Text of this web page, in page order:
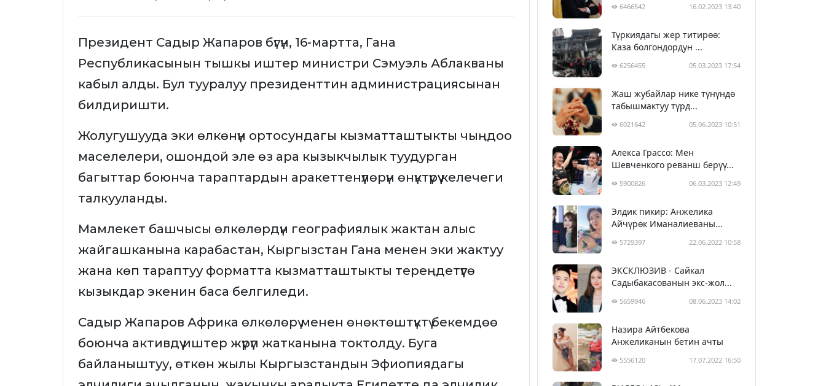
Президент Садыр Жапаров бүгүн, 16-мартта, Гана
Республикасынын тышкы иштер министри Сэмуэль Аблакваны
кабыл алды. Бул тууралуу президенттин администрациясынан
билдиришти.
Жолугушууда эки өлкөнүн ортосундагы кызматташтыкты чыңдоо
маселелери, ошондой эле өз ара кызыкчылык туудурган
багыттар боюнча тараптардын аракеттенүүлөрүн өнүктүрүү келечеги
талкууланды.
Мамлекет башчысы өлкөлөрдүн географиялык жактан алыс
жайгашканына карабастан, Кыргызстан Гана менен эки жактуу
жана көп тараптуу форматта кызматташтыкты тереңдетүүгө
кызыкдар экенин баса белгиледи.
Садыр Жапаров Африка өлкөлөрү менен өнөктөштүктү бекемдөө
боюнча активдүү иштер жүрүп жатканына токтолду. Буга
байланыштуу, өткөн жылы Кыргызстандын Эфиопиядагы
6466542 16.02.2023 13:40
Түркиядагы жер титирөө:
Каза болгондордун ...
6256455 05.03.2023 17:54
Жаш жубайлар нике түнүндө
табышмактуу түрд...
6021642 05.06.2023 10:51
Алекса Грассо: Мен
Шевченкого реванш берүү...
5900826 06.03.2023 12:49
Элдик пикир: Анжелика
Айчүрөк Иманалиеваны...
5729397 22.06.2022 10:58
ЭКСКЛЮЗИВ - Сайкал
Садыбакасованын экс-жол...
5659946 08.06.2023 14:02
Назира Айтбекова
Анжеликанын бетин ачты
5556120 17.07.2022 16:50